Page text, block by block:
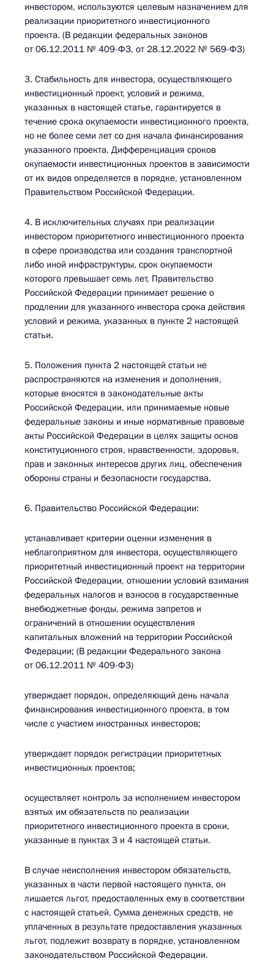
инвестором, используются целевым назначением для
реализации приоритетного инвестиционного
проекта. (В редакции федеральных законов
от 06.12.2011 № 409-ФЗ, от 28.12.2022 № 569-ФЗ)
3. Стабильность для инвестора, осуществляющего
инвестиционный проект, условий и режима,
указанных в настоящей статье, гарантируется в
течение срока окупаемости инвестиционного проекта,
но не более семи лет со дня начала финансирования
указанного проекта. Дифференциация сроков
окупаемости инвестиционных проектов в зависимости
от их видов определяется в порядке, установленном
Правительством Российской Федерации.
4. В исключительных случаях при реализации
инвестором приоритетного инвестиционного проекта
в сфере производства или создания транспортной
либо иной инфраструктуры, срок окупаемости
которого превышает семь лет, Правительство
Российской Федерации принимает решение о
продлении для указанного инвестора срока действия
условий и режима, указанных в пункте 2 настоящей
статьи.
5. Положения пункта 2 настоящей статьи не
распространяются на изменения и дополнения,
которые вносятся в законодательные акты
Российской Федерации, или принимаемые новые
федеральные законы и иные нормативные правовые
акты Российской Федерации в целях защиты основ
конституционного строя, нравственности, здоровья,
прав и законных интересов других лиц, обеспечения
обороны страны и безопасности государства.
6. Правительство Российской Федерации:
устанавливает критерии оценки изменения в
неблагоприятном для инвестора, осуществляющего
приоритетный инвестиционный проект на территории
Российской Федерации, отношении условий взимания
федеральных налогов и взносов в государственные
внебюджетные фонды, режима запретов и
ограничений в отношении осуществления
капитальных вложений на территории Российской
Федерации; (В редакции Федерального закона
от 06.12.2011 № 409-ФЗ)
утверждает порядок, определяющий день начала
финансирования инвестиционного проекта, в том
числе с участием иностранных инвесторов;
утверждает порядок регистрации приоритетных
инвестиционных проектов;
осуществляет контроль за исполнением инвестором
взятых им обязательств по реализации
приоритетного инвестиционного проекта в сроки,
указанные в пунктах 3 и 4 настоящей статьи.
В случае неисполнения инвестором обязательств,
указанных в части первой настоящего пункта, он
лишается льгот, предоставленных ему в соответствии
с настоящей статьей. Сумма денежных средств, не
уплаченных в результате предоставления указанных
льгот, подлежит возврату в порядке, установленном
законодательством Российской Федерации.